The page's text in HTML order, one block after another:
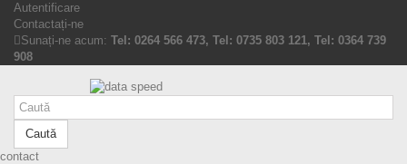
Autentificare
Contactați-ne
Sunați-ne acum: Tel: 0264 566 473, Tel: 0735 803 121, Tel: 0364 739
908
Caută
contact